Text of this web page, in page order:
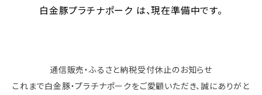
白金豚プラチナポーク は、現在準備中です。
通信販売・ふるさと納税受付休止のお知らせ
これまで白金豚・プラチナポークをご愛顧いただき、誠にありがと